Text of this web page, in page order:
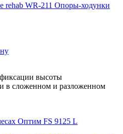
Опоры-ходунки
высоты
в сложенном и разложенном